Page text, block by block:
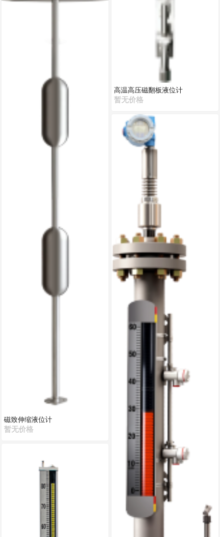
磁致伸缩液位计
暂无价格
高温高压磁翻板液位计
暂无价格